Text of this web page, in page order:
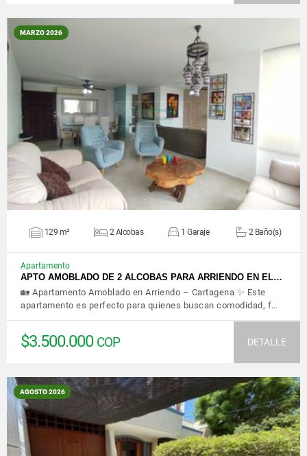
MARZO 2026
VER DETALLES
129 m² 2 Alcobas 1 Garaje 2 Baño(s)
Apartamento
APTO AMOBLADO DE 2 ALCOBAS PARA ARRIENDO EN EL…
🏡 Apartamento Amoblado en Arriendo – Cartagena ✨ Este
apartamento es perfecto para quienes buscan comodidad, f…
$3.500.000 COP DETALLE
AGOSTO 2026